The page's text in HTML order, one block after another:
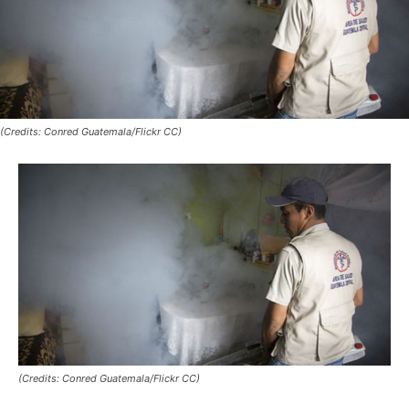
(Credits: Conred Guatemala/Flickr CC)
(Credits: Conred Guatemala/Flickr CC)